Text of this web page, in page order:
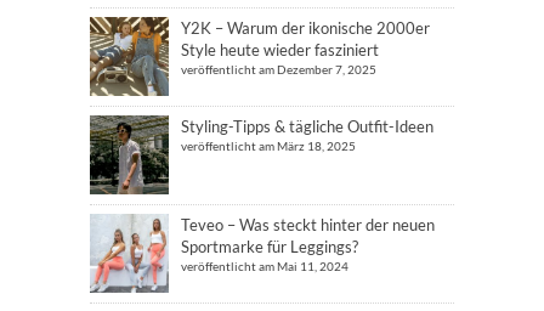
Y2K – Warum der ikonische 2000er
Style heute wieder fasziniert
veröffentlicht am Dezember 7, 2025
Styling-Tipps & tägliche Outfit-Ideen
veröffentlicht am März 18, 2025
Teveo – Was steckt hinter der neuen
Sportmarke für Leggings?
veröffentlicht am Mai 11, 2024